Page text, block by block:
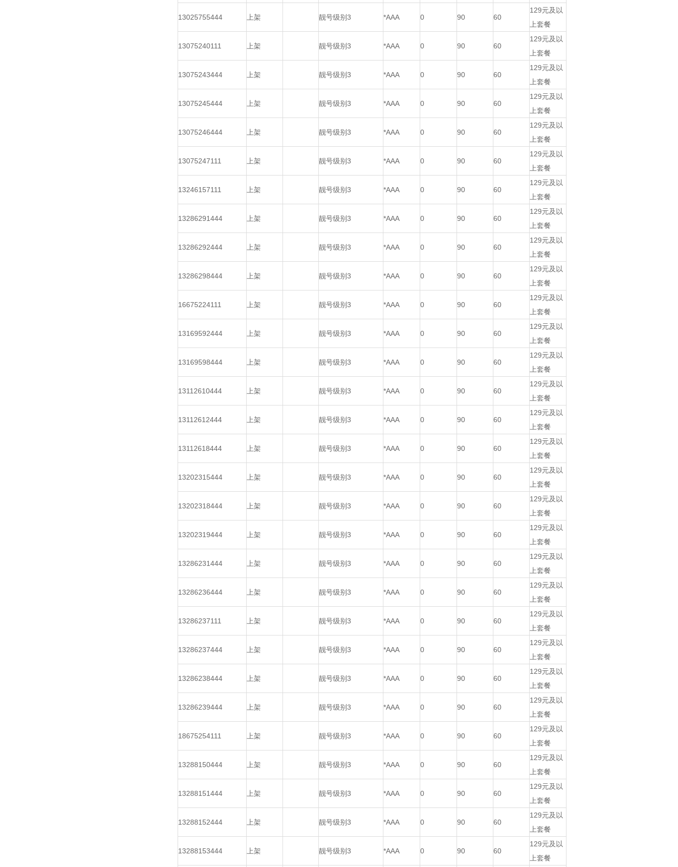
13025755444 上架 靓号级别3 *AAA 0 90 60
129元及以
上套餐
13075240111 上架 靓号级别3 *AAA 0 90 60
129元及以
上套餐
13075243444 上架 靓号级别3 *AAA 0 90 60
129元及以
上套餐
13075245444 上架 靓号级别3 *AAA 0 90 60
129元及以
上套餐
13075246444 上架 靓号级别3 *AAA 0 90 60
129元及以
上套餐
13075247111 上架 靓号级别3 *AAA 0 90 60
129元及以
上套餐
13246157111 上架 靓号级别3 *AAA 0 90 60
129元及以
上套餐
13286291444 上架 靓号级别3 *AAA 0 90 60
129元及以
上套餐
13286292444 上架 靓号级别3 *AAA 0 90 60
129元及以
上套餐
13286298444 上架 靓号级别3 *AAA 0 90 60
129元及以
上套餐
16675224111 上架 靓号级别3 *AAA 0 90 60
129元及以
上套餐
13169592444 上架 靓号级别3 *AAA 0 90 60
129元及以
上套餐
13169598444 上架 靓号级别3 *AAA 0 90 60
129元及以
上套餐
13112610444 上架 靓号级别3 *AAA 0 90 60
129元及以
上套餐
13112612444 上架 靓号级别3 *AAA 0 90 60
129元及以
上套餐
13112618444 上架 靓号级别3 *AAA 0 90 60
129元及以
上套餐
13202315444 上架 靓号级别3 *AAA 0 90 60
129元及以
上套餐
13202318444 上架 靓号级别3 *AAA 0 90 60
129元及以
上套餐
13202319444 上架 靓号级别3 *AAA 0 90 60
129元及以
上套餐
13286231444 上架 靓号级别3 *AAA 0 90 60
129元及以
上套餐
13286236444 上架 靓号级别3 *AAA 0 90 60
129元及以
上套餐
13286237111 上架 靓号级别3 *AAA 0 90 60
129元及以
上套餐
13286237444 上架 靓号级别3 *AAA 0 90 60
129元及以
上套餐
13286238444 上架 靓号级别3 *AAA 0 90 60
129元及以
上套餐
13286239444 上架 靓号级别3 *AAA 0 90 60
129元及以
上套餐
18675254111 上架 靓号级别3 *AAA 0 90 60
129元及以
上套餐
13288150444 上架 靓号级别3 *AAA 0 90 60
129元及以
上套餐
13288151444 上架 靓号级别3 *AAA 0 90 60
129元及以
上套餐
13288152444 上架 靓号级别3 *AAA 0 90 60
129元及以
上套餐
13288153444 上架 靓号级别3 *AAA 0 90 60
129元及以
上套餐